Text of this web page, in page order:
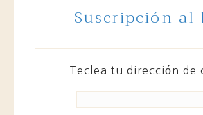
Suscripción al
Teclea tu dirección de